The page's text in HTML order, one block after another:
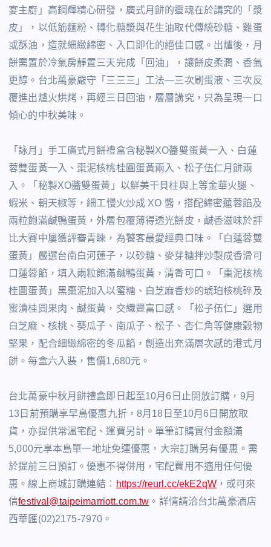
宴主廚」高鋼輝精心研發，廣式月餅的靈魂在於講究的「漿
皮」，以低筋麵粉、轉化糖漿與花生油取代傳統砂糖、雞蛋
或酥油，造就細緻綿密、入口即化的絕佳口感。出爐後，月
餅需置於冷氣房靜置三天完成「回油」，讓餅皮柔潤、香氣
更醇。台北萬豪嚴守「三三三」工法—三次刷蛋液、三次反
覆進出爐火烘烤，再經三日回油，層層講究，只為呈現一口
傾心的中秋美味。
「詠月」手工廣式月餅禮盒含秘製XO醬雙蛋黃一入、白蓮
蓉雙蛋黃一入、棗泥核桃桂圓蛋黃兩入、松子伍仁月餅兩
入。「秘製XO醬雙蛋黃」以鮮美干貝柱與上等金華火腿、
蝦米 、朝天椒等，細工慢火炒成 XO 醬，搭配綿密蓮蓉餡及
兩粒飽滿鹹鴨蛋黃，外層包覆薄得透光餅皮，鹹香滋味於評
比大賽中屢獲評審青睞，為饕客最愛經典口味。「白蓮蓉雙
蛋黃」嚴選台南白河蓮子，以砂糖、麥芽糖拌炒製成香滑可
口蓮蓉餡，填入兩粒飽滿鹹鴨蛋黃，清香可口。「棗泥核桃
桂圓蛋黃」黑棗泥加入以蜜糖、白芝麻香炒的琥珀核桃碎及
蜜漬桂圓果肉、鹹蛋黃，交織豐富口感。「松子伍仁」選用
白芝麻、核桃、葵瓜子、南瓜子、松子、杏仁角等健康穀物
堅果，配合細緻綿密的冬瓜餡，創造出充滿層次感的港式月
餅。每盒六入裝，售價1,680元。
台北萬豪中秋月餅禮盒即日起至10月6日止開放訂購，9月
13日前預購享早鳥優惠九折，8月18日至10月6日開放取
貨，亦提供常溫宅配、運費另計。單筆訂購實付金額滿
5,000元享本島單一地址免運優惠，大宗訂購另有優惠。需
於提前三日預訂。優惠不得併用，宅配費用不適用任何優
惠。線上商城訂購連結： https://reurl.cc/ekE2qW，或可來
信festival@taipeimarriott.com.tw 。詳情請洽台北萬豪酒店
西華匯(02)2175-7970。